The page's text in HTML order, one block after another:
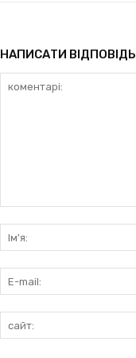
НАПИСАТИ ВІДПОВІДЬ